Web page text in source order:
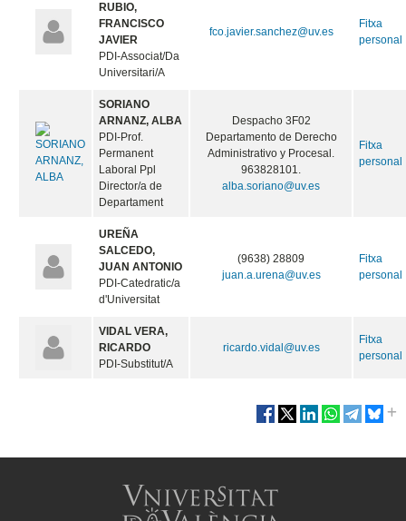
RUBIO,
FRANCISCO
JAVIER
PDI-Associat/Da
Universitari/A
fco.javier.sanchez@uv.es
Fitxa
personal
SORIANO
ARNANZ, ALBA
PDI-Prof.
Permanent
Laboral Ppl
Director/a de
Departament
Despacho 3F02
Departamento de Derecho
Administrativo y Procesal.
963828101.
alba.soriano@uv.es
Fitxa
personal
UREÑA
SALCEDO,
JUAN ANTONIO
PDI-Catedratic/a
d'Universitat
(9638) 28809
juan.a.urena@uv.es
Fitxa
personal
VIDAL VERA,
RICARDO
PDI-Substitut/A
ricardo.vidal@uv.es
Fitxa
personal